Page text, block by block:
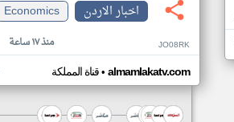
اخبار الاردن
Economics
منذ ١٧ ساعة JO08RK
قناة المملكة• almamlakatv.com